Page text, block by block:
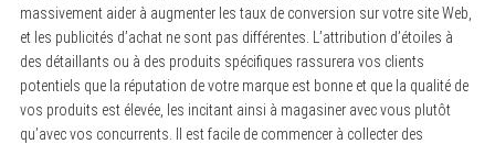
massivement aider à augmenter les taux de conversion sur votre site Web,
et les publicités d’achat ne sont pas différentes. L’attribution d’étoiles à
des détaillants ou à des produits spécifiques rassurera vos clients
potentiels que la réputation de votre marque est bonne et que la qualité de
vos produits est élevée, les incitant ainsi à magasiner avec vous plutôt
qu’avec vos concurrents. Il est facile de commencer à collecter des